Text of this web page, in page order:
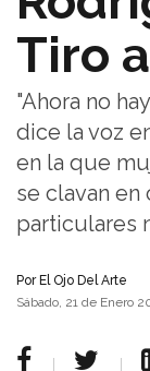
Tiro
"Ahora no
dice la voz
en la que
se clavan
particulares
Por El Ojo Del Arte
Sábado, 21 de Enero